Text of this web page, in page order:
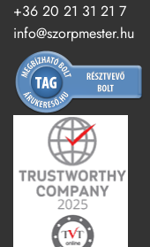
+36 20 21 31 21 7
info@szorpmester.hu